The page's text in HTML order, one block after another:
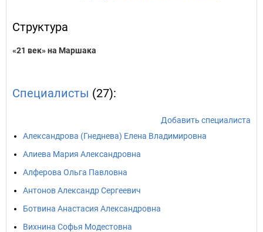
Структура
«21 век» на Маршака
Специалисты (27):
Добавить специалиста
Александрова (Гнеднева) Елена Владимировна
Алиева Мария Александровна
Алферова Ольга Павловна
Антонов Александр Сергеевич
Ботвина Анастасия Александровна
Вихнина Софья Модестовна